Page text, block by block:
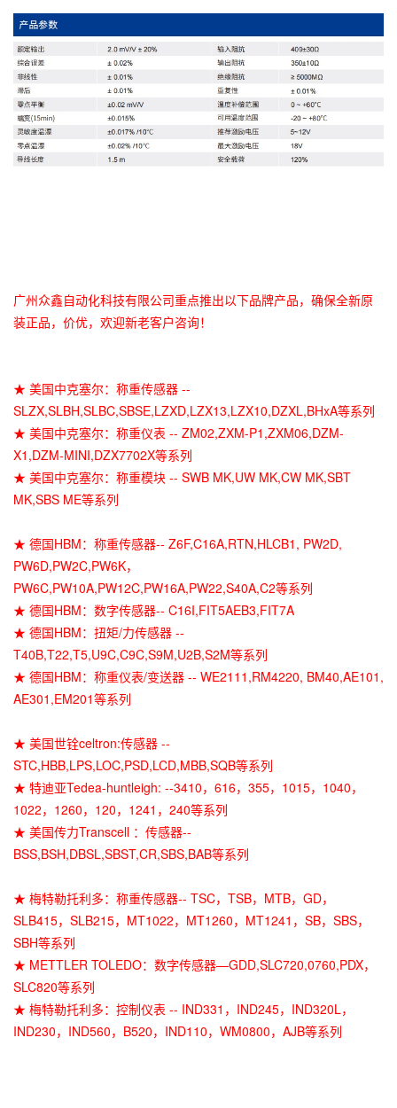
广州众鑫自动化科技有限公司重点推出以下品牌产品，确保全新原
装正品，价优，欢迎新老客户咨询！
★ 美国中克塞尔：称重传感器 --
SLZX,SLBH,SLBC,SBSE,LZXD,LZX13,LZX10,DZXL,BHxA等系列
★ 美国中克塞尔：称重仪表 -- ZM02,ZXM-P1,ZXM06,DZM-
X1,DZM-MINI,DZX7702X等系列
★ 美国中克塞尔：称重模块 -- SWB MK,UW MK,CW MK,SBT
MK,SBS ME等系列
★ 德国HBM：称重传感器-- Z6F,C16A,RTN,HLCB1, PW2D,
PW6D,PW2C,PW6K，
PW6C,PW10A,PW12C,PW16A,PW22,S40A,C2等系列
★ 德国HBM：数字传感器-- C16I,FIT5AEB3,FIT7A
★ 德国HBM：扭矩/力传感器 --
T40B,T22,T5,U9C,C9C,S9M,U2B,S2M等系列
★ 德国HBM：称重仪表/变送器 -- WE2111,RM4220, BM40,AE101,
AE301,EM201等系列
★ 美国世铨celtron:传感器 --
STC,HBB,LPS,LOC,PSD,LCD,MBB,SQB等系列
★ 特迪亚Tedea-huntleigh: --3410，616，355，1015，1040，
1022，1260，120，1241，240等系列
★ 美国传力Transcell ：传感器--
BSS,BSH,DBSL,SBST,CR,SBS,BAB等系列
★ 梅特勒托利多：称重传感器-- TSC，TSB，MTB，GD，
SLB415，SLB215，MT1022，MT1260，MT1241，SB，SBS，
SBH等系列
★ METTLER TOLEDO：数字传感器—GDD,SLC720,0760,PDX，
SLC820等系列
★ 梅特勒托利多：控制仪表 -- IND331，IND245，IND320L，
IND230，IND560，B520，IND110，WM0800，AJB等系列